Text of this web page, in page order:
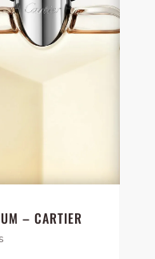
– CARTIER